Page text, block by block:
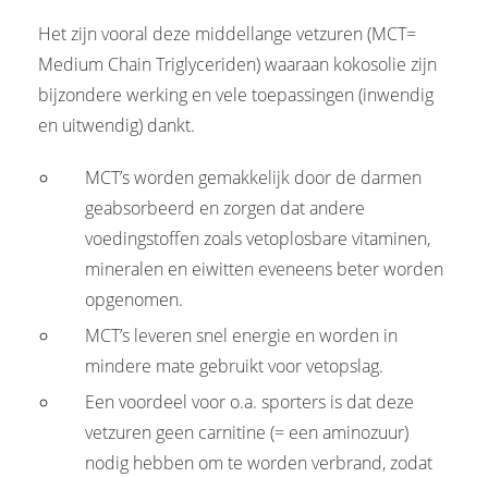
Het zijn vooral deze middellange vetzuren (MCT=
Medium Chain Triglyceriden) waaraan kokosolie zijn
bijzondere werking en vele toepassingen (inwendig
en uitwendig) dankt.
MCT’s worden gemakkelijk door de darmen
geabsorbeerd en zorgen dat andere
voedingstoffen zoals vetoplosbare vitaminen,
mineralen en eiwitten eveneens beter worden
opgenomen.
MCT’s leveren snel energie en worden in
mindere mate gebruikt voor vetopslag.
Een voordeel voor o.a. sporters is dat deze
vetzuren geen carnitine (= een aminozuur)
nodig hebben om te worden verbrand, zodat